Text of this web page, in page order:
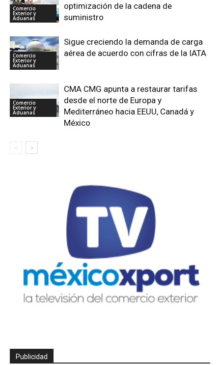
Comercio
Exterior y
Aduanas
optimización de la cadena de
suministro
Comercio
Exterior y
Aduanas
Sigue creciendo la demanda de carga
aérea de acuerdo con cifras de la IATA
Comercio
Exterior y
Aduanas
CMA CMG apunta a restaurar tarifas
desde el norte de Europa y
Mediterráneo hacia EEUU, Canadá y
México
Publicidad